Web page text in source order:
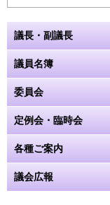
議長・副議長
議員名簿
委員会
定例会・臨時会
各種ご案内
議会広報